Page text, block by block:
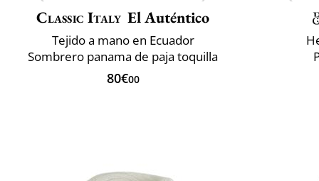
Classic Italy El Auténtico
Tejido a mano en Ecuador
Sombrero panama de paja toquilla
80€00